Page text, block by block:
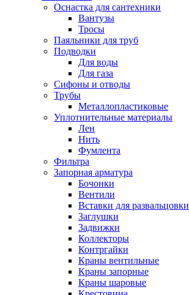
Оснастка для сантехники
Вантузы
Тросы
Паяльники для труб
Подводки
Для воды
Для газа
Сифоны и отводы
Трубы
Металлопластиковые
Уплотнительные материалы
Лен
Нить
Фумлента
Фильтра
Запорная арматура
Бочонки
Вентили
Вставки для развальцовки
Заглушки
Задвижки
Коллекторы
Контргайки
Краны вентильные
Краны запорные
Краны шаровые